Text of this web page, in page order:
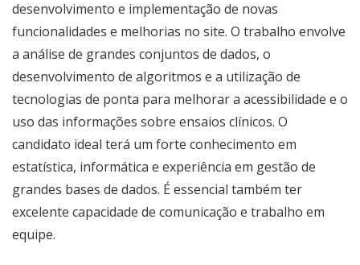
desenvolvimento e implementação de novas
funcionalidades e melhorias no site. O trabalho envolve
a análise de grandes conjuntos de dados, o
desenvolvimento de algoritmos e a utilização de
tecnologias de ponta para melhorar a acessibilidade e o
uso das informações sobre ensaios clínicos. O
candidato ideal terá um forte conhecimento em
estatística, informática e experiência em gestão de
grandes bases de dados. É essencial também ter
excelente capacidade de comunicação e trabalho em
equipe.